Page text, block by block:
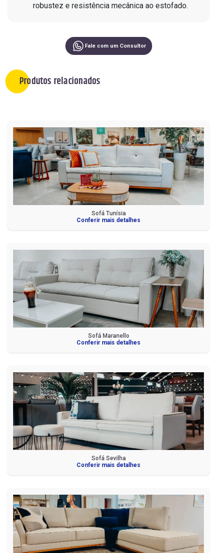
robustez e resistência mecânica ao estofado.
Fale com um Consultor
Produtos relacionados
Sofá Tunísia
Conferir mais detalhes
Sofá Maranello
Conferir mais detalhes
Sofá Sevilha
Conferir mais detalhes